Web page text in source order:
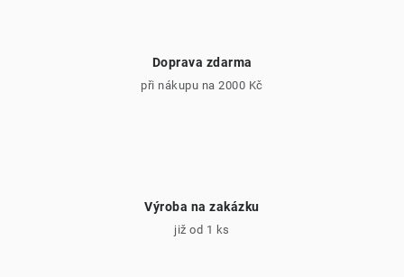
Doprava zdarma
při nákupu na 2000 Kč
Výroba na zakázku
již od 1 ks